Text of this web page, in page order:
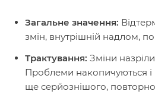
Загальне значення:
змін, внутрішній надлом,
Трактування: Зміни
Проблеми накопичуються
ще серйознішого,